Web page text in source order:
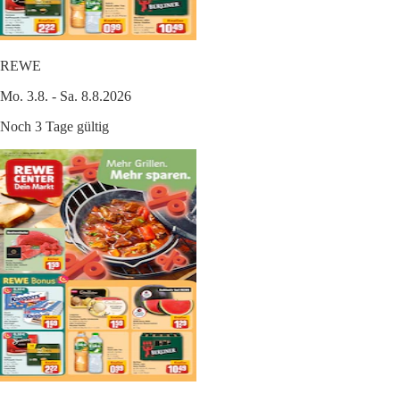
REWE
Mo. 3.8. - Sa. 8.8.2026
Noch 3 Tage gültig